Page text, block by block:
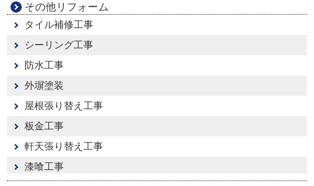
その他リフォーム
タイル補修工事
シーリング工事
防水工事
外塀塗装
屋根張り替え工事
板金工事
軒天張り替え工事
漆喰工事